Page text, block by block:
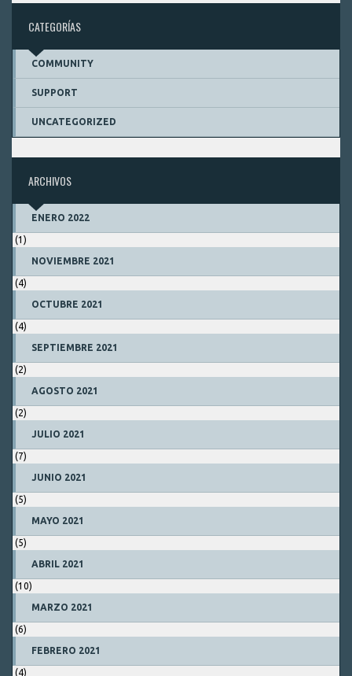
CATEGORÍAS
COMMUNITY
SUPPORT
UNCATEGORIZED
ARCHIVOS
ENERO 2022
(1)
NOVIEMBRE 2021
(4)
OCTUBRE 2021
(4)
SEPTIEMBRE 2021
(2)
AGOSTO 2021
(2)
JULIO 2021
(7)
JUNIO 2021
(5)
MAYO 2021
(5)
ABRIL 2021
(10)
MARZO 2021
(6)
FEBRERO 2021
(4)